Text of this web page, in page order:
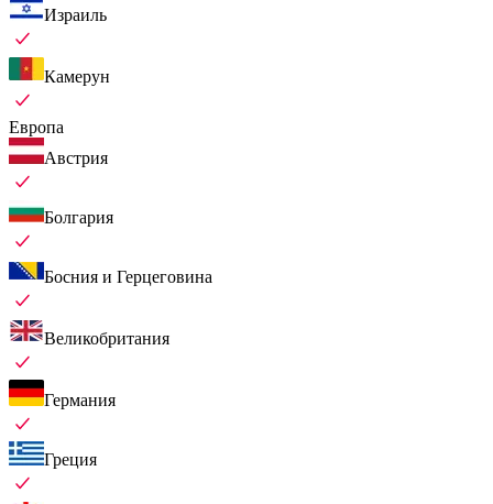
Израиль
Камерун
Европа
Австрия
Болгария
Босния и Герцеговина
Великобритания
Германия
Греция